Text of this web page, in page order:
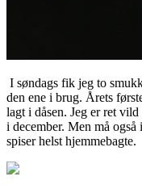
I søndags fik jeg to
den ene i brug. Årets
lagt i dåsen. Jeg er ret
i december. Men må
spiser helst hjemmebagte.